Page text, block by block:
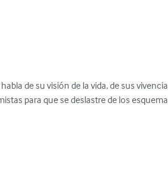
de su visión de la vida, de sus
para que se deslastre de los